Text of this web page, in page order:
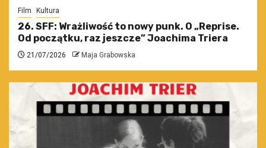
Film Kultura
26. SFF: Wrażliwość to nowy punk. O „Reprise.
Od początku, raz jeszcze” Joachima Triera
21/07/2026 Maja Grabowska